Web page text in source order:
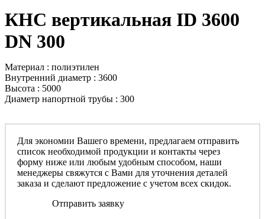
КНС вертикальная ID 3600
DN 300
Материал : полиэтилен
Внутренний диаметр : 3600
Высота : 5000
Диаметр напортной трубы : 300
Для экономии Вашего времени, предлагаем отправить
список необходимой продукции и контакты через
форму ниже или любым удобным способом, наши
менеджеры свяжутся с Вами для уточнения деталей
заказа и сделают предложение с учетом всех скидок.
Отправить заявку